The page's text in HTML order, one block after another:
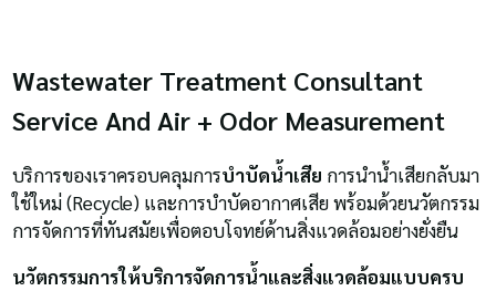
Wastewater Treatment Consultant
Service And Air + Odor Measurement
บริการของเราครอบคลุมการบำบัดน้ำเสีย การนำน้ำเสียกลับมา
ใช้ใหม่ (Recycle) และการบำบัดอากาศเสีย พร้อมด้วยนวัตกรรม
การจัดการที่ทันสมัยเพื่อตอบโจทย์ด้านสิ่งแวดล้อมอย่างยั่งยืน
นวัตกรรมการให้บริการจัดการน้ำและสิ่งแวดล้อมแบบครบ